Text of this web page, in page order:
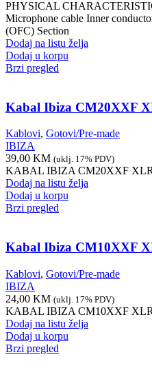
PHYSICAL
Microphone cable Inner
(OFC) Section
Dodaj na listu želja
Dodaj u korpu
Brzi pregled
Kabal Ibiza CM20XXF
Kablovi, Gotovi/Pre-made
IBIZA
39,00 KM (uklj. 17% PDV)
KABAL IBIZA CM20XXF
Dodaj na listu želja
Dodaj u korpu
Brzi pregled
Kabal Ibiza CM10XXF
Kablovi, Gotovi/Pre-made
IBIZA
24,00 KM (uklj. 17% PDV)
KABAL IBIZA CM10XXF
Dodaj na listu želja
Dodaj u korpu
Brzi pregled